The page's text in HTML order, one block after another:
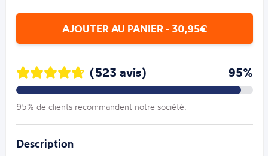
AJOUTER AU PANIER - 30,95€
(523 avis) 95%
95% de clients recommandent notre société.
Description